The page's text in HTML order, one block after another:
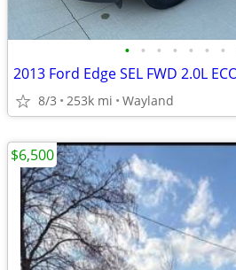
• • • • • • •
2013 Ford Edge SEL FWD 2.0L
8/3 253k mi Wayland
$6,500